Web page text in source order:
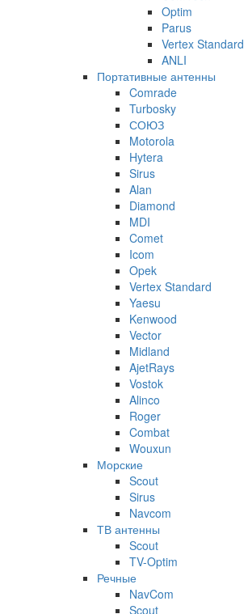
Optim
Parus
Vertex Standard
ANLI
Портативные антенны
Comrade
Turbosky
СОЮЗ
Motorola
Hytera
Sirus
Alan
Diamond
MDI
Comet
Icom
Opek
Vertex Standard
Yaesu
Kenwood
Vector
Midland
AjetRays
Vostok
Alinco
Roger
Combat
Wouxun
Морские
Scout
Sirus
Navcom
ТВ антенны
Scout
TV-Optim
Речные
NavCom
Scout